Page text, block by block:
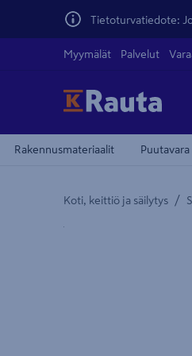
Tietoturvatiedote:
Myymälät Palvelut
Rakennusmateriaalit Puutavara
Koti, keittiö ja säilytys /
Yksityiskohtainen